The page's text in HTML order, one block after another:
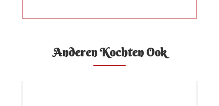
Anderen Kochten Ook